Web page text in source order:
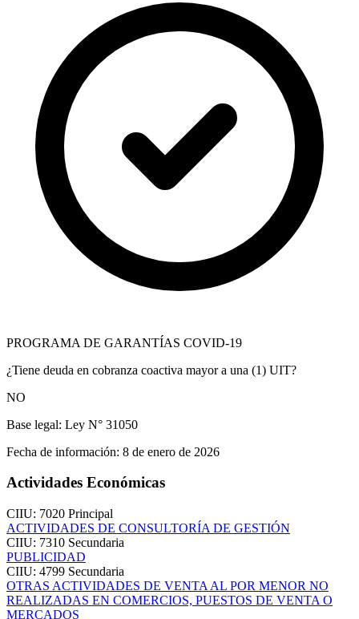
PROGRAMA DE GARANTÍAS COVID-19
¿Tiene deuda en cobranza coactiva mayor a una (1) UIT?
NO
Base legal: Ley N° 31050
Fecha de información: 8 de enero de 2026
Actividades Económicas
CIIU: 7020 Principal
ACTIVIDADES DE CONSULTORÍA DE GESTIÓN
CIIU: 7310 Secundaria
PUBLICIDAD
CIIU: 4799 Secundaria
OTRAS ACTIVIDADES DE VENTA AL POR MENOR NO
REALIZADAS EN COMERCIOS, PUESTOS DE VENTA O
MERCADOS